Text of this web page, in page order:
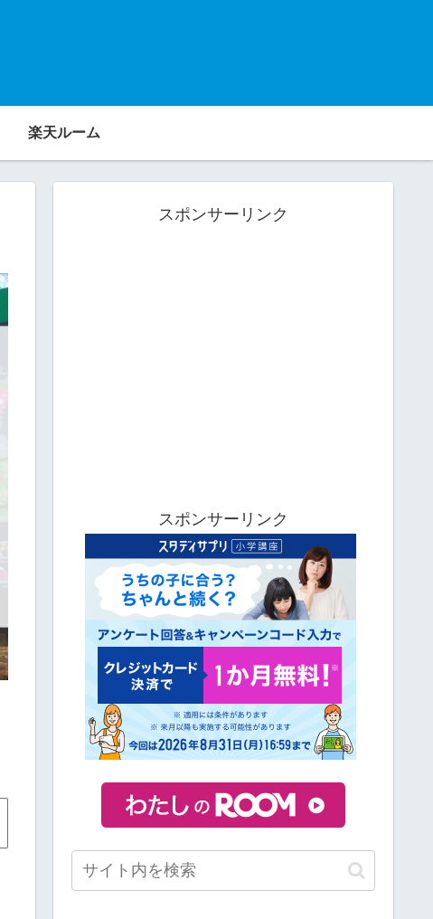
楽天ルーム
スポンサーリンク
スポンサーリンク